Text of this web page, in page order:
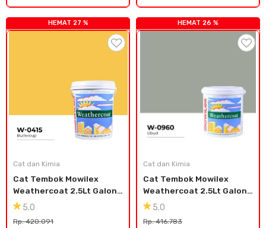
HEMAT 27 %
Cat dan Kimia
Cat Tembok Mowilex
Weathercoat 2.5Lt Galon
Plastik - Buttercup
5.0
Rp. 420.091
HEMAT 26 %
Cat dan Kimia
Cat Tembok Mowilex
Weathercoat 2.5Lt Galon
Plastik - Ubud
5.0
Rp. 416.783